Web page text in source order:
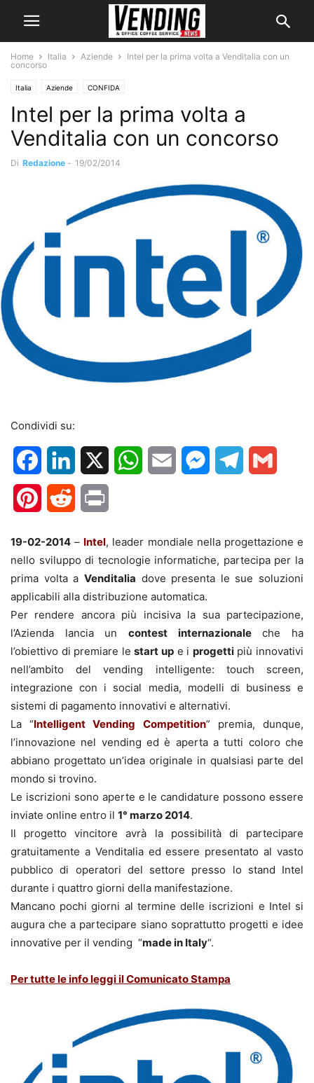
Home Italia Aziende
Intel per la prima volta a Venditalia con un
concorso
Italia Aziende CONFIDA
Intel per la prima volta a
Venditalia con un concorso
Di Redazione - 19/02/2014
Condividi su:
FacebookLinkedIn WhatsApp
Email MessengerTelegram
PinterestReddit
19-02-2014 – Intel, leader mondiale nella progettazione e
nello sviluppo di tecnologie informatiche, partecipa per la
prima volta a Venditalia dove presenta le sue soluzioni
applicabili alla distribuzione automatica.
Per rendere ancora più incisiva la sua partecipazione,
l’Azienda lancia un contest internazionaleche ha
l’obiettivo di premiare lestart up e i progettipiù innovativi
nell’ambito del vending intelligente: touch screen,
integrazione con i social media, modelli di business e
sistemi di pagamento innovativi e alternativi.
La “Intelligent Vending Competition” premia, dunque,
l’innovazione nel vending ed è aperta a tutti coloro che
abbiano progettato un’idea originale in qualsiasi parte del
mondo si trovino.
Le iscrizioni sono aperte e le candidature possono essere
inviate online entro il 1° marzo 2014.
Il progetto vincitore avrà la possibilità di partecipare
gratuitamente a Venditalia ed essere presentato al vasto
pubblico di operatori del settore presso lo stand Intel
durante i quattro giorni della manifestazione.
Mancano pochi giorni al termine delle iscrizioni e Intel si
augura che a partecipare siano soprattutto progetti e idee
innovative per il vending “made in Italy“.
Per tutte le info leggi il Comunicato Stampa